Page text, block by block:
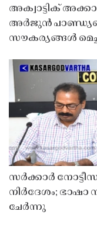
അക്വാട്ടിക്
അർജുൻ
സൗകര്യങ്ങൾ
സർക്കാർ
നിർദേശം; ഭാഷാ
ചേർന്നു